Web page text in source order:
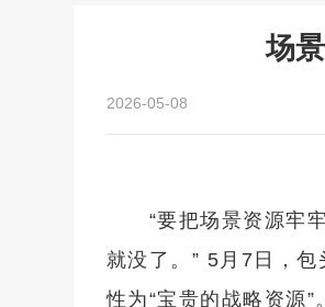
场
2026-05-08
“要把场景资源牢
就没了。” 5月7日，
性为“宝贵的战略资源”。